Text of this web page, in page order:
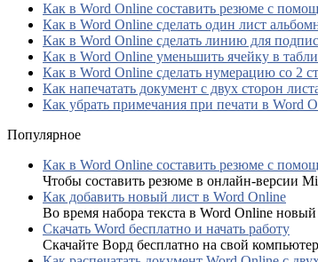
Как в Word Online составить резюме с
Как в Word Online сделать один лист
Как в Word Online сделать линию для
Как в Word Online уменьшить ячейку в
Как в Word Online сделать нумерацию со 2
Как напечатать документ с двух сторон
Как убрать примечания при печати в Word
Популярное
Как в Word Online составить резюме с
Чтобы составить резюме в онлайн-версии
Как добавить новый лист в Word Online
Во время набора текста в Word Online новый
Скачать Word бесплатно и начать работу
Скачайте Ворд бесплатно на свой